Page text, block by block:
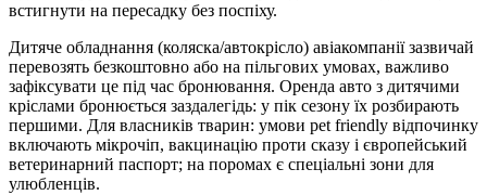
встигнути на пересадку без поспіху.
Дитяче обладнання (коляска/автокрісло) авіакомпанії зазвичай
перевозять безкоштовно або на пільгових умовах, важливо
зафіксувати це під час бронювання. Оренда авто з дитячими
кріслами бронюється заздалегідь: у пік сезону їх розбирають
першими. Для власників тварин: умови pet friendly відпочинку
включають мікрочіп, вакцинацію проти сказу і європейський
ветеринарний паспорт; на поромах є спеціальні зони для
улюбленців.